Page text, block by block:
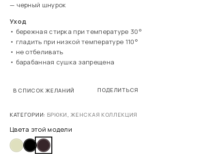
— черный шнурок
Уход
• бережная стирка при температуре 30°
• гладить при низкой температуре 110°
• не отбеливать
• барабанная сушка запрещена
В СПИСОК ЖЕЛАНИЙ ПОДЕЛИТЬСЯ
КАТЕГОРИИ: БРЮКИ , ЖЕНСКАЯ КОЛЛЕКЦИЯ
Цвета этой модели